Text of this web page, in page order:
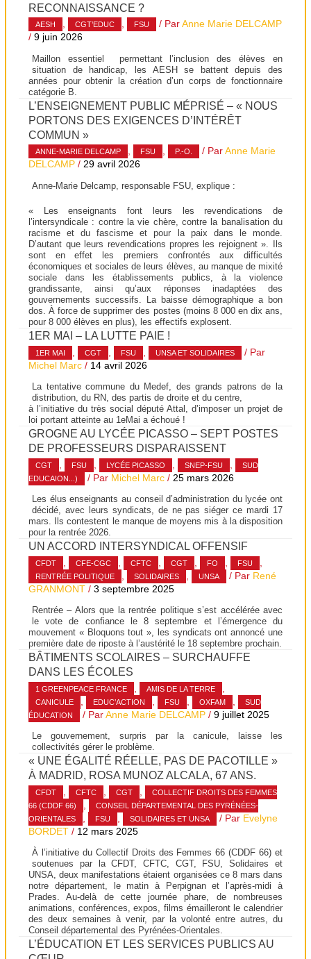
RECONNAISSANCE ?
AESH , CGT’EDUC , FSU / ParAnne Marie DELCAMP
/9 juin 2026
Maillon essentiel permettant l’inclusion des élèves en
situation de handicap, les AESH se battent depuis des
années pour obtenir la création d’un corps de fonctionnaire
catégorie B.
L’ENSEIGNEMENT PUBLIC MÉPRISÉ – « NOUS
PORTONS DES EXIGENCES D’INTÉRÊT
COMMUN »
ANNE-MARIE DELCAMP , FSU , P.-O. / ParAnne Marie
DELCAMP /29 avril 2026
Anne-Marie Delcamp, responsable FSU, explique :
« Les enseignants font leurs les revendications de
l’intersyndicale : contre la vie chère, contre la banalisation du
racisme et du fascisme et pour la paix dans le monde.
D’autant que leurs revendications propres les rejoignent ». Ils
sont en effet les premiers confrontés aux difficultés
économiques et sociales de leurs élèves, au manque de mixité
sociale dans les établissements publics, à la violence
grandissante, ainsi qu’aux réponses inadaptées des
gouvernements successifs. La baisse démographique a bon
dos. À force de supprimer des postes (moins 8 000 en dix ans,
pour 8 000 élèves en plus), les effectifs explosent.
1ER MAI – LA LUTTE PAIE !
1ER MAI CGT FSU UNSA ET SOLIDAIRES
/ Par
Michel Marc / 14 avril 2026
La tentative commune du Medef, des grands patrons de la
distribution, du RN, des partis de droite et du centre,
à l’initiative du très social député Attal, d’imposer un projet de
loi portant atteinte au 1eMai a échoué !
GROGNE AU LYCÉE PICASSO – SEPT POSTES
DE PROFESSEURS DISPARAISSENT
CGT FSU LYCÉE PICASSO SNEP-FSU
SUD
EDUCAION...)
/ Par Michel Marc / 25 mars 2026
Les élus enseignants au conseil d’administration du lycée ont
décidé, avec leurs syndicats, de ne pas siéger ce mardi 17
mars. Ils contestent le manque de moyens mis à la disposition
pour la rentrée 2026.
UN ACCORD INTERSYNDICAL OFFENSIF
CFDT CFE-CGC CFTC CGT FO FSU
RENTRÉE POLITIQUE SOLIDAIRES UNSA / Par René
GRANMONT /3 septembre 2025
Rentrée – Alors que la rentrée politique s’est accélérée avec
le vote de confiance le 8 septembre et l’émergence du
mouvement « Bloquons tout », les syndicats ont annoncé une
première date de riposte à l’austérité le 18 septembre prochain.
BÂTIMENTS SCOLAIRES – SURCHAUFFE
DANS LES ÉCOLES
1 GREENPEACE FRANCE AMIS DE LA TERRE
CANICULE EDUC’ACTION FSU OXFAM
SUD
ÉDUCATION
/ ParAnne Marie DELCAMP /9 juillet 2025
Le gouvernement, surpris par la canicule, laisse les
collectivités gérer le problème.
« UNE ÉGALITÉ RÉELLE, PAS DE PACOTILLE »
À MADRID, ROSA MUNOZ ALCALA, 67 ANS.
CFDT CFTC CGT
COLLECTIF DROITS DES FEMMES
66 (CDDF 66)
CONSEIL DÉPARTEMENTAL DES PYRÉNÉES-
ORIENTALES
FSU SOLIDAIRES ET UNSA / Par Evelyne
BORDET / 12 mars 2025
À l’initiative du Collectif Droits des Femmes 66 (CDDF 66) et
soutenues par la CFDT, CFTC, CGT, FSU, Solidaires et
UNSA, deux manifestations étaient organisées ce 8 mars dans
notre département, le matin à Perpignan et l’après-midi à
Prades. Au-delà de cette journée phare, de nombreuses
animations, conférences, expos, films émailleront le calendrier
des deux semaines à venir, par la volonté entre autres, du
Conseil départemental des Pyrénées-Orientales.
L’ÉDUCATION ET LES SERVICES PUBLICS AU